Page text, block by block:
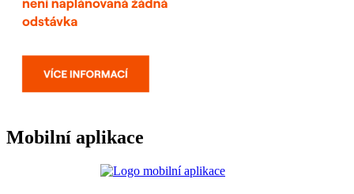
Mobilní aplikace